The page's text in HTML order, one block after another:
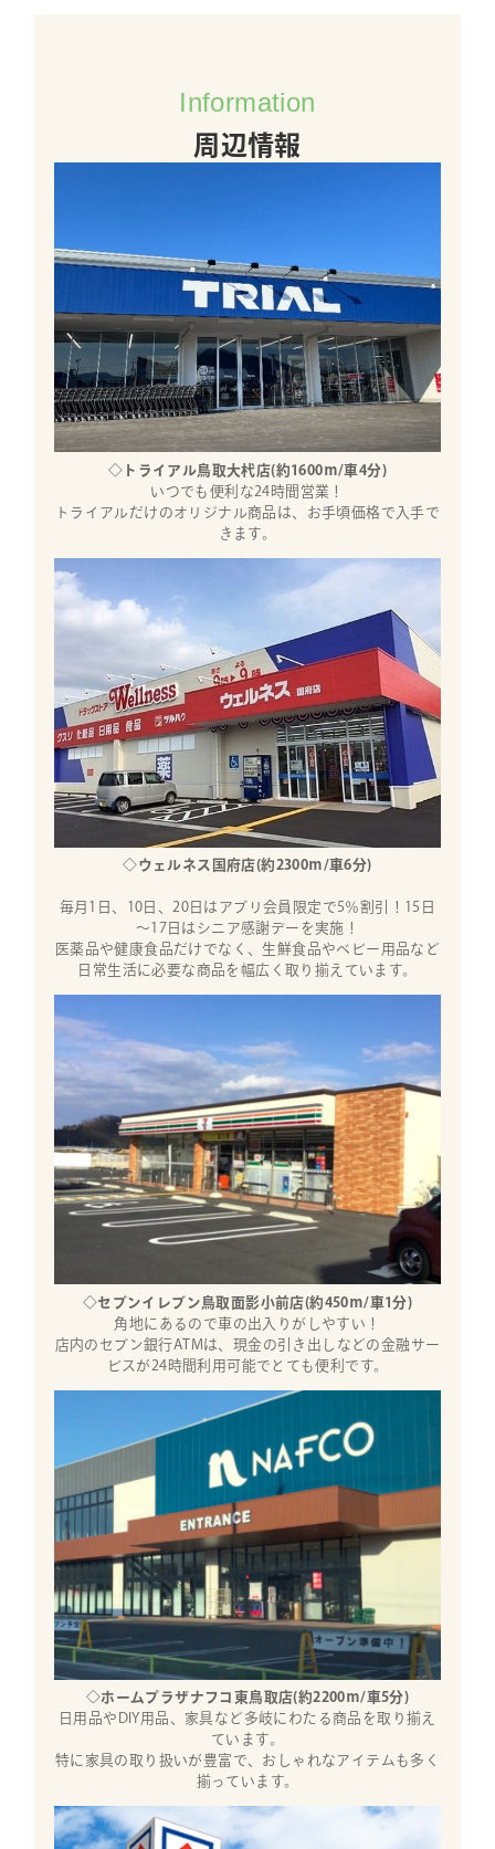
Information
周辺情報
◇トライアル鳥取大杙店(約1600ｍ/車4分)
いつでも便利な24時間営業！
トライアルだけのオリジナル商品は、お手頃価格で入手で
きます。
◇ウェルネス国府店(約2300ｍ/車6分)
毎月1日、10日、20日はアプリ会員限定で5％割引！15日
～17日はシニア感謝デーを実施！
医薬品や健康食品だけでなく、生鮮食品やベビー用品など
日常生活に必要な商品を幅広く取り揃えています。
◇セブンイレブン鳥取面影小前店(約450ｍ/車1分)
角地にあるので車の出入りがしやすい！
店内のセブン銀行ATMは、現金の引き出しなどの金融サー
ビスが24時間利用可能でとても便利です。
◇ホームプラザナフコ東鳥取店(約2200ｍ/車5分)
日用品やDIY用品、家具など多岐にわたる商品を取り揃え
ています。
特に家具の取り扱いが豊富で、おしゃれなアイテムも多く
揃っています。​